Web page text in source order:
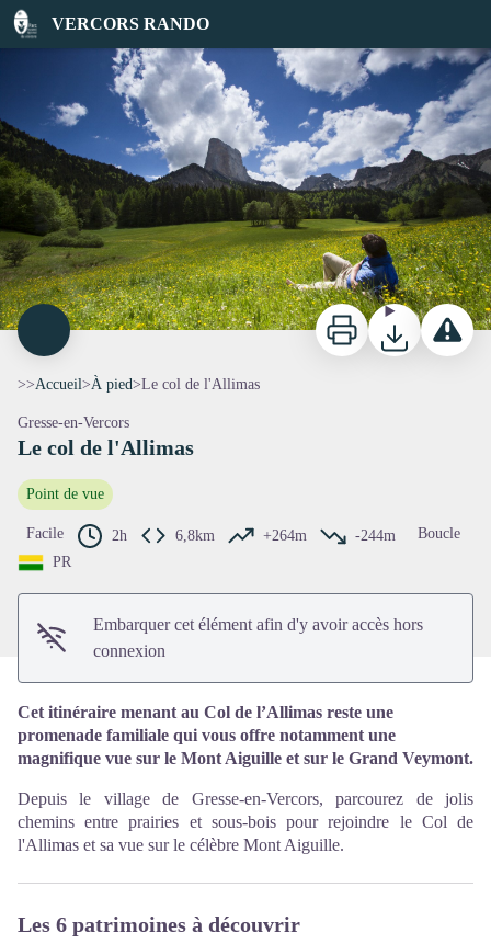
VERCORS RANDO
Le col de l'Allimas
Le Mont Aiguille - S.M Booth
ImprimerTéléchargerSignaler
>>Accueil>À pied>Le col de l'Allimas
Gresse-en-Vercors
Le col de l'Allimas
Point de vue
Facile 2h 6,8km +264m -244m
Boucle
PR
Embarquer cet élément afin d'y avoir accès hors
connexion
Cet itinéraire menant au Col de l’Allimas reste une
promenade familiale qui vous offre notamment une
magnifique vue sur le Mont Aiguille et sur le Grand Veymont.
Depuis le village de Gresse-en-Vercors, parcourez de jolis
chemins entre prairies et sous-bois pour rejoindre le Col de
l'Allimas et sa vue sur le célèbre Mont Aiguille.
Les 6 patrimoines à découvrir